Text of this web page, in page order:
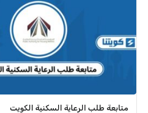
متابعة طلب الرعاية السكنية الكويت